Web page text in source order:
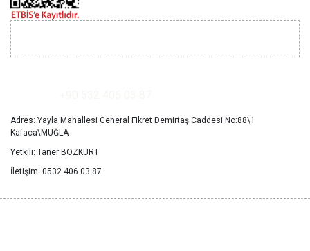
Adres: Yayla Mahallesi General Fikret Demirtaş Caddesi No:88\1
Kafaca\MUĞLA
Yetkili: Taner BOZKURT
İletişim: 0532 406 03 87